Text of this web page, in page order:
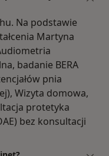
Na podstawie
Martyna
badanie BERA
pnia
Wizyta domowa,
protetyka
bez konsultacji